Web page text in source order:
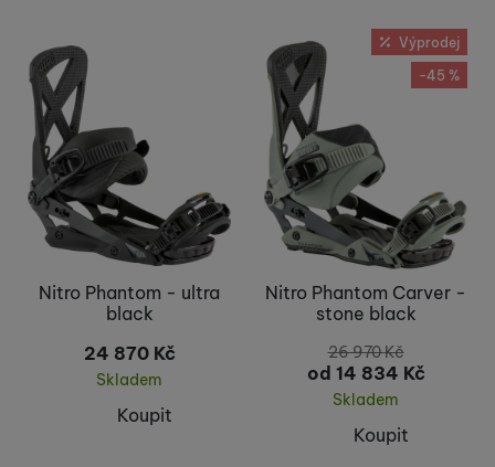
Nitro Phantom - ultra
black
24 870 Kč
Skladem
Koupit
Výprodej
-45 %
Nitro Phantom Carver -
stone black
26 970Kč
od 14 834 Kč
Skladem
Koupit